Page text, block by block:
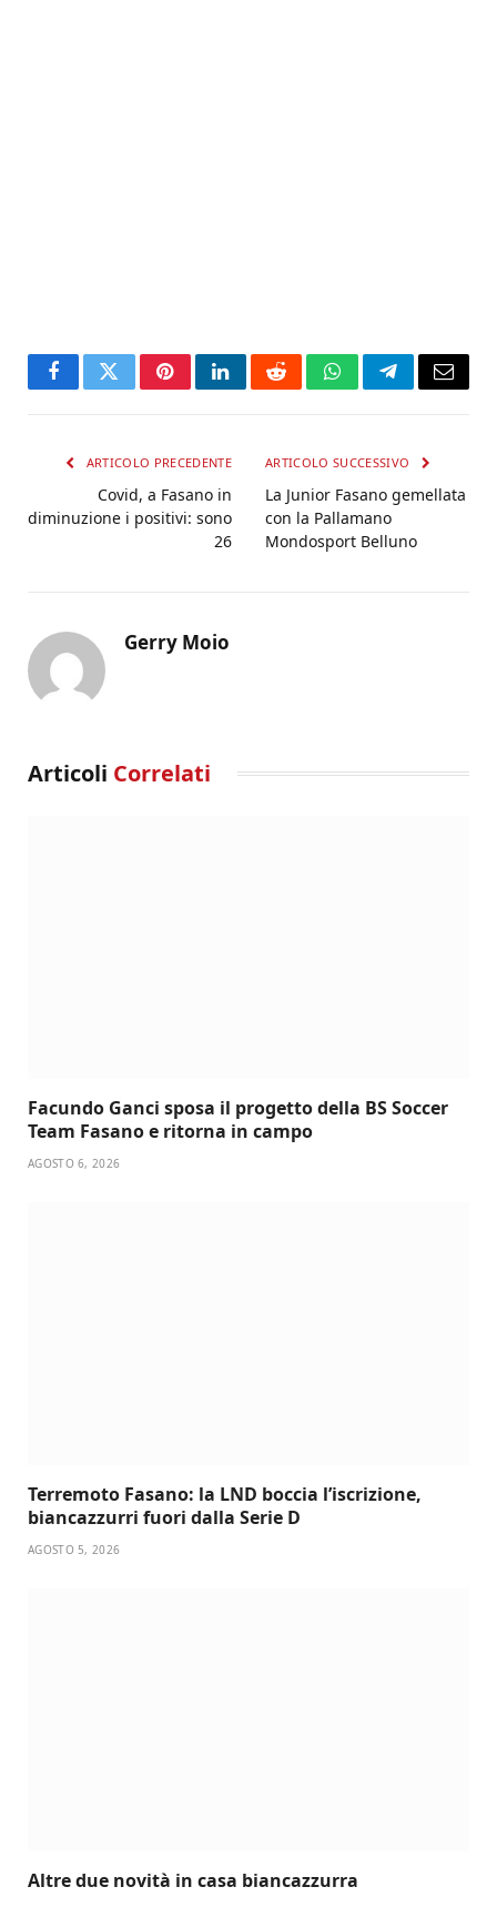
FacebookTwitterPinterestLinkedInRedditWhatsAppTelegramEmail
ARTICOLO PRECEDENTE
Covid, a Fasano in
diminuzione i positivi: sono
26
ARTICOLO SUCCESSIVO
La Junior Fasano gemellata
con la Pallamano
Mondosport Belluno
Gerry Moio
Articoli Correlati
Facundo Ganci sposa il progetto della BS Soccer
Team Fasano e ritorna in campo
AGOSTO 6, 2026
Terremoto Fasano: la LND boccia l’iscrizione,
biancazzurri fuori dalla Serie D
AGOSTO 5, 2026
Altre due novità in casa biancazzurra